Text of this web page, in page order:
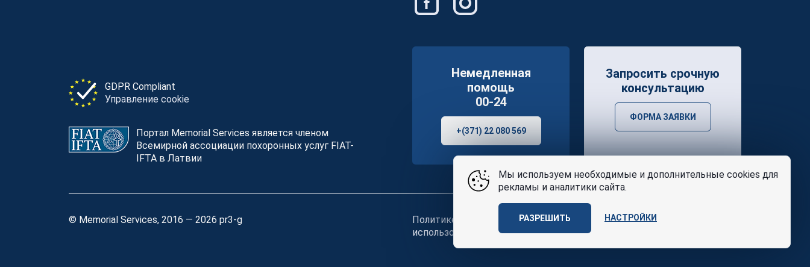
GDPR Compliant
Управление cookie
Портал Memorial Services является членом
Всемирной ассоциации похоронных услуг FIAT-
IFTA в Латвии
Немедленная
помощь
00-24
+(371) 22 080 569
Запросить срочную
консультацию
ФОРМА ЗАЯВКИ
© Memorial Services, 2016 — 2026 pr3-g Политике конфиденциальности иусловия
использования
Design
Мы используем необходимые и дополнительные cookies для
рекламы и аналитики сайта.
РАЗРЕШИТЬ НАСТРОЙКИ